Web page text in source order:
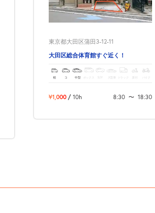
東京都大田区蒲田3-12-11
大田区総合体育館すぐ近く！
軽 コ 中型 ボックス SUV 大型車 トラック バイク
¥1,000 / 10h 8:30 〜 18:30